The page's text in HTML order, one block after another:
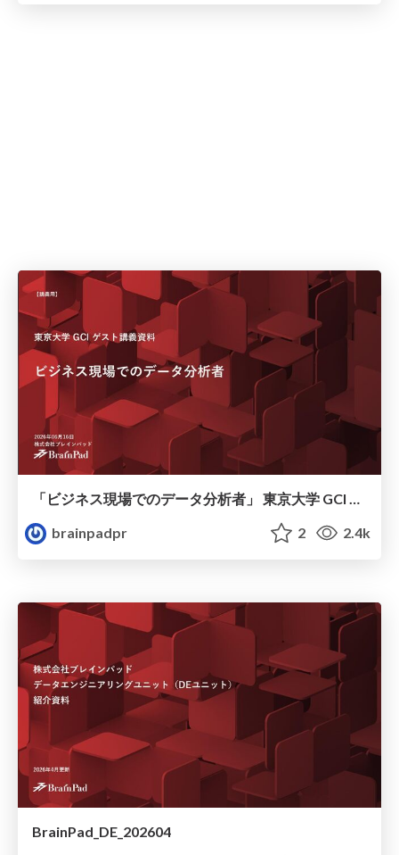
「ビジネス現場でのデータ分析者」 東京大学 GCI 2026 Summer
brainpadpr
2 2.4k
BrainPad_DE_202604